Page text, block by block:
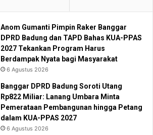
Anom Gumanti Pimpin Raker Banggar
DPRD Badung dan TAPD Bahas KUA-PPAS
2027 Tekankan Program Harus
Berdampak Nyata bagi Masyarakat
6 Agustus 2026
Banggar DPRD Badung Soroti Utang
Rp822 Miliar: Lanang Umbara Minta
Pemerataan Pembangunan hingga Petang
dalam KUA-PPAS 2027
6 Agustus 2026